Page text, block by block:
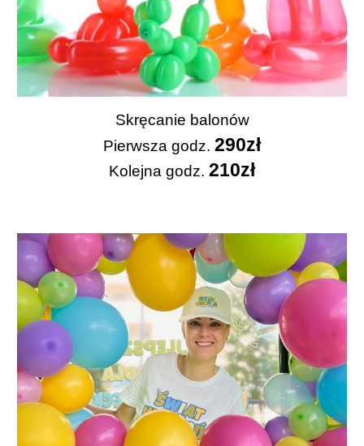
Skręcanie balonów
Pierwsza godz. 290zł
Kolejna godz. 210zł